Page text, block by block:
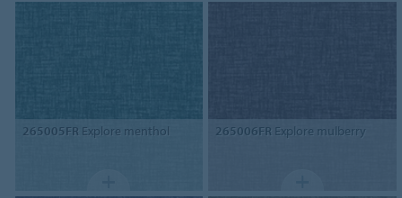
265005FR Explore menthol 265006FR Explore mulberry